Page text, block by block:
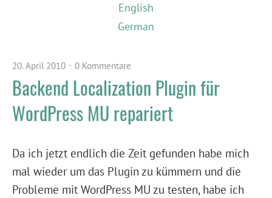
English
German
20. April 2010 0 Kommentare
Backend Localization Plugin für
WordPress MU repariert
Da ich jetzt endlich die Zeit gefunden habe mich
mal wieder um das Plugin zu kümmern und die
Probleme mit WordPress MU zu testen, habe ich